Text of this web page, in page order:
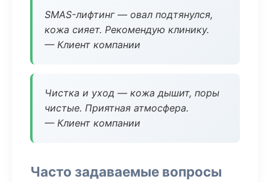
SMAS-лифтинг — овал подтянулся,
кожа сияет. Рекомендую клинику.
— Клиент компании
Чистка и уход — кожа дышит, поры
чистые. Приятная атмосфера.
— Клиент компании
Часто задаваемые вопросы